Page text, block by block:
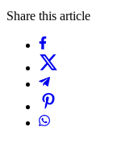
Share this article